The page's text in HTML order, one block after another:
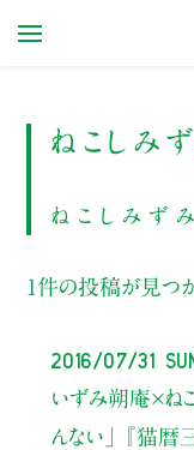
ねこしみ
ねこしみず
1件の投稿が見つか
2016/07/31
いずみ朔庵×ね
んない」
『猫暦